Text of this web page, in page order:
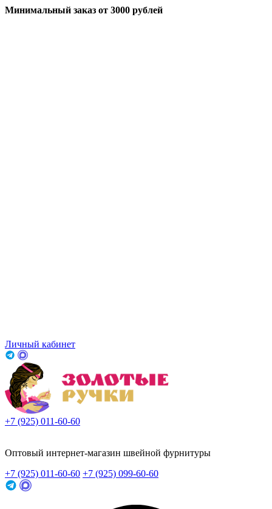
Минимальный заказ от 3000 рублей
Личный кабинет
+7 (925) 011-60-60
Оптовый интернет-магазин швейной фурнитуры
+7 (925) 011-60-60 +7 (925) 099-60-60